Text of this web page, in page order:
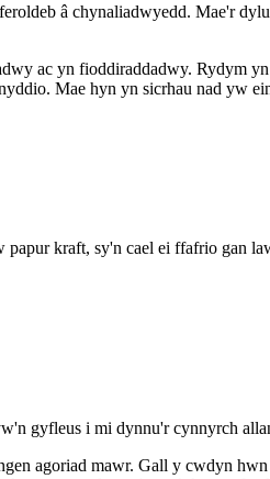
â chynaliadwyedd. Mae'r
ac yn fioddiraddadwy. Rydym
Mae hyn yn sicrhau nad yw
kraft, sy'n cael ei ffafrio gan
gyfleus i mi dynnu'r cynnyrch
agoriad mawr. Gall y cwdyn